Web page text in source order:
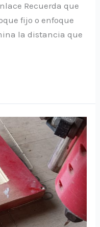
Recuerda que
fijo o enfoque
la distancia que